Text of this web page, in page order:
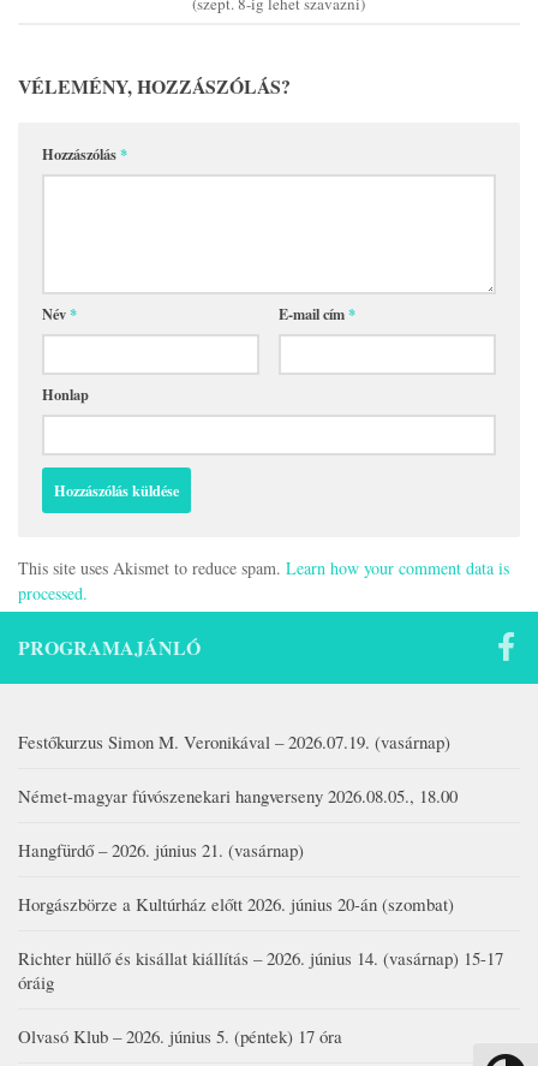
VÉLEMÉNY, HOZZÁSZÓLÁS?
Hozzászólás*
Név* E-mail cím*
Honlap
This site uses Akismet to reduce spam. Learn how your comment data is
processed.
PROGRAMAJÁNLÓ
Festőkurzus Simon M. Veronikával – 2026.07.19. (vasárnap)
Német-magyar fúvószenekari hangverseny 2026.08.05., 18.00
Hangfürdő – 2026. június 21. (vasárnap)
Horgászbörze a Kultúrház előtt 2026. június 20-án (szombat)
Richter hüllő és kisállat kiállítás – 2026. június 14. (vasárnap) 15-17
óráig
Olvasó Klub – 2026. június 5. (péntek) 17 óra